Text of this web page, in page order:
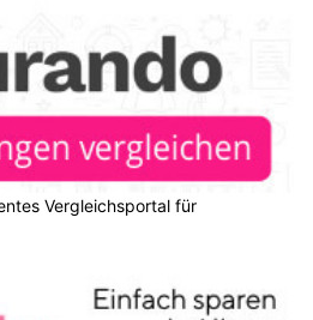
Vergleichsportal für